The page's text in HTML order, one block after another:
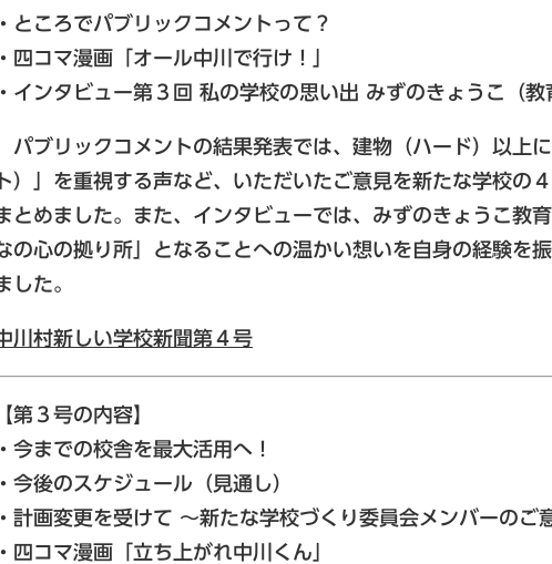
・ところでパブリックコメントって？
・四コマ漫画「オール中川で行け！」
・インタビュー第３回 私の学校の思い出 みずのきょうこ（教
パブリックコメントの結果発表では、建物（ハード）以上
ト）」を重視する声など、いただいたご意見を新たな学校の
とめました。また、インタビューでは、みずのきょうこ教
の心の拠り所」となることへの温かい想いを自身の経験を
した。
川村新しい学校新聞第４号
【第３号の内容】
・今までの校舎を最大活用へ！
・今後のスケジュール（見通し）
・計画変更を受けて ～新たな学校づくり委員会メンバーのご
・四コマ漫画「立ち上がれ中川くん」